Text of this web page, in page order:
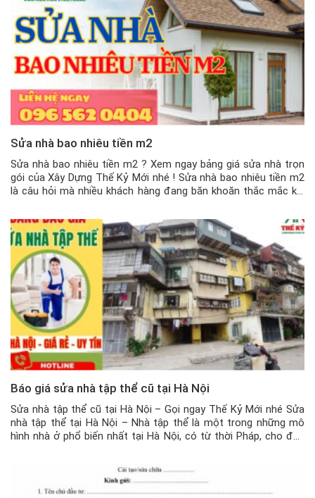
Sửa nhà bao nhiêu tiền m2
Sửa nhà bao nhiêu tiền m2 ? Xem ngay bảng giá sửa nhà trọn
gói của Xây Dựng Thế Kỷ Mới nhé ! Sửa nhà bao nhiêu tiền m2
là câu hỏi mà nhiều khách hàng đang băn khoăn thắc mắc khi
Báo giá sửa nhà tập thể cũ tại Hà Nội
Sửa nhà tập thể cũ tại Hà Nội – Gọi ngay Thế Kỷ Mới nhé Sửa
nhà tập thể tại Hà Nội – Nhà tập thể là một trong những mô
hình nhà ở phổ biến nhất tại Hà Nội, có từ thời Pháp, cho đến